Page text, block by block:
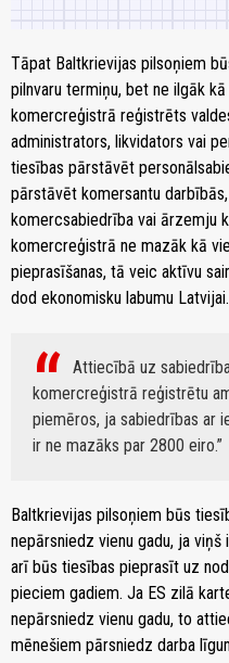
Tāpat Baltkrievijas pilsoņiem
pilnvaru termiņu, bet ne ilgāk
komercreģistrā reģistrēts
administrators, likvidators vai
tiesības pārstāvēt
pārstāvēt komersantu
komercsabiedrība vai ārzemju
komercreģistrā ne mazāk kā
pieprasīšanas, tā veic aktīvu
dod ekonomisku labumu Latvijai.
Attiecībā uz
komercreģistrā reģistrētu
piemēros, ja sabiedrības ar
ir ne mazāks par 2800 eiro.
Baltkrievijas pilsoņiem būs
nepārsniedz vienu gadu, ja
arī būs tiesības pieprasīt uz
pieciem gadiem. Ja ES zilā
nepārsniedz vienu gadu, to
mēnešiem pārsniedz darba